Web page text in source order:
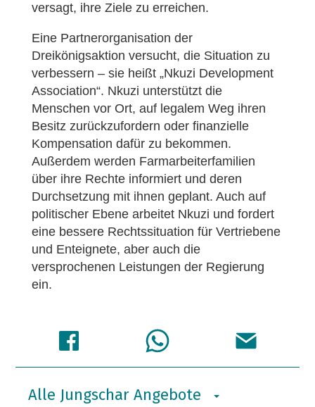
versagt, ihre Ziele zu erreichen.
Eine Partnerorganisation der
Dreikönigsaktion versucht, die Situation zu
verbessern – sie heißt „Nkuzi Development
Association“. Nkuzi unterstützt die
Menschen vor Ort, auf legalem Weg ihren
Besitz zurückzufordern oder finanzielle
Kompensation dafür zu bekommen.
Außerdem werden Farmarbeiterfamilien
über ihre Rechte informiert und deren
Durchsetzung mit ihnen geplant. Auch auf
politischer Ebene arbeitet Nkuzi und fordert
eine bessere Rechtssituation für Vertriebene
und Enteignete, aber auch die
versprochenen Leistungen der Regierung
ein.
Alle Jungschar Angebote